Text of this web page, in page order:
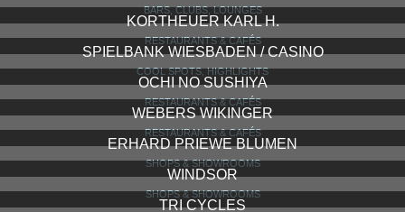
BARS, CLUBS, LOUNGES
KORTHEUER KARL H.
RESTAURANTS & CAFÉS
SPIELBANK WIESBADEN / CASINO
COOL SPOTS, HIGHLIGHTS
OCHI NO SUSHIYA
RESTAURANTS & CAFÉS
WEBERS WIKINGER
RESTAURANTS & CAFÉS
ERHARD PRIEWE BLUMEN
SHOPS & SHOWROOMS
WINDSOR
SHOPS & SHOWROOMS
TRI CYCLES